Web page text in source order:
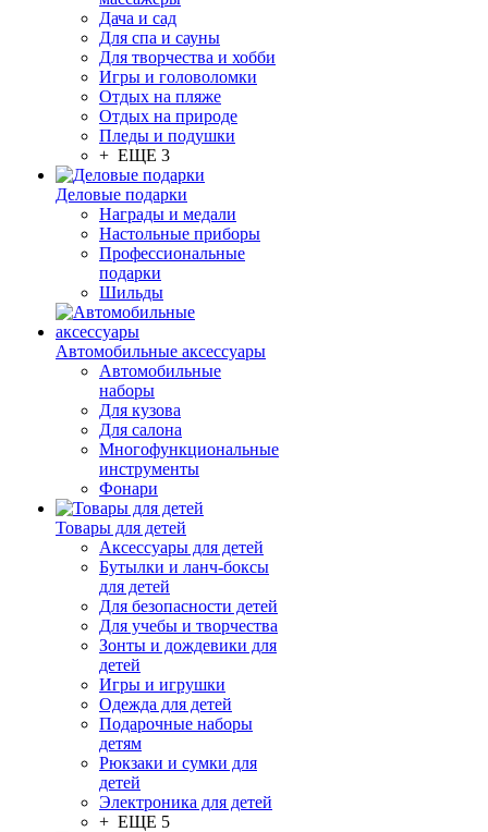
Дача и сад
Для спа и сауны
Для творчества и хобби
Игры и головоломки
Отдых на пляже
Отдых на природе
Пледы и подушки
+ ЕЩЕ 3
Деловые подарки
Награды и медали
Настольные приборы
Профессиональные
подарки
Шильды
Автомобильные аксессуары
Автомобильные
наборы
Для кузова
Для салона
Многофункциональные
инструменты
Фонари
Товары для детей
Аксессуары для детей
Бутылки и ланч-боксы
для детей
Для безопасности детей
Для учебы и творчества
Зонты и дождевики для
детей
Игры и игрушки
Одежда для детей
Подарочные наборы
детям
Рюкзаки и сумки для
детей
Электроника для детей
+ ЕЩЕ 5